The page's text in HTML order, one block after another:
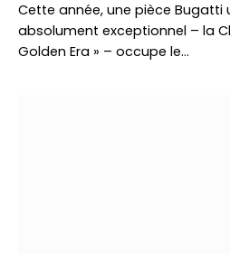
Cette année, une pièce Bugatti
absolument exceptionnel – la
Golden Era » – occupe le…